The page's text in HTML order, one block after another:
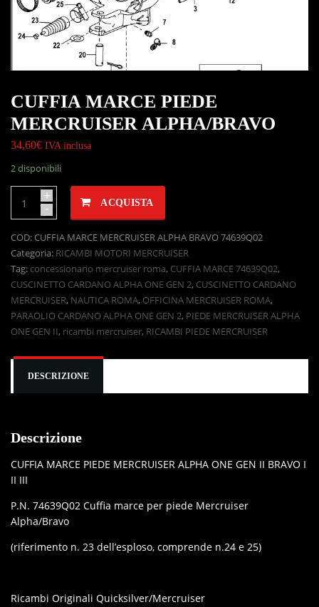
CUFFIA MARCE PIEDE
MERCRUISER ALPHA/BRAVO
34,60€ IVA inclusa
2 disponibili
+
- ACQUISTA
COD:CUFFIA MARCE MERCRUISER ALPHA BRAVO 74639Q02
Categoria: RICAMBI MOTORI MERCRUISER
Tag: concessionario mercruiser roma, CUFFIA MARCE 74639Q02,
CUSCINETTO CARDANO ALPHA ONE GEN 2, CUSCINETTO CARDANO
MERCRUISER, NAUTICA ROMA, OFFICINA MERCRUISER ROMA,
PARAOLIO CARDANO ALPHA ONE GEN 2, PIEDE MERCRUISER ALPHA
ONE GEN II, ricambi mercruiser, RICAMBI PIEDE MERCRUISER
DESCRIZIONE
Descrizione
CUFFIA MARCE PIEDE MERCRUISER ALPHA ONE GEN II BRAVO I
II III
P.N. 74639Q02 Cuffia marce per piede Mercruiser
Alpha/Bravo
(riferimento n. 23 dell’esploso, comprende n.24 e 25)
Ricambi Originali Quicksilver/Mercruiser